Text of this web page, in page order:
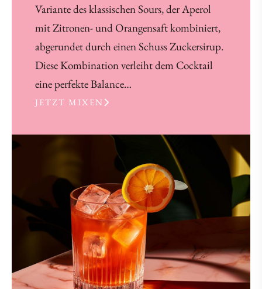
Variante des klassischen Sours, der Aperol
mit Zitronen- und Orangensaft kombiniert,
abgerundet durch einen Schuss Zuckersirup.
Diese Kombination verleiht dem Cocktail
eine perfekte Balance…
JETZT MIXEN